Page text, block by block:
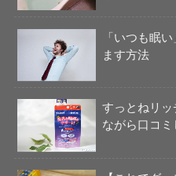
「いつも眠
ます方法
すっとねリッ
ながら口コミ